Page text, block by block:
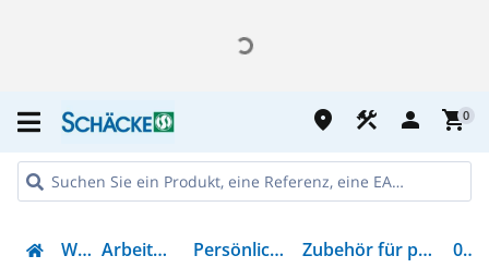
place construction person shopping_cart0
Werkzeug Arbeitsschutz & Kleidung Persönliche Schutzausrüstung Zubehör für persönliche Schutzausrüstung 00356